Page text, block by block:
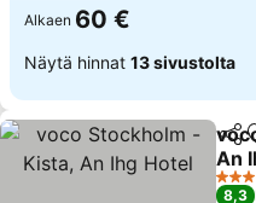
Alkaen 60 €
Näytä hinnat 13 sivustolta
Jaa
An
4
8,3